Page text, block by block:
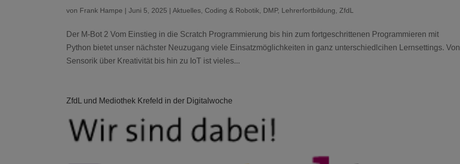
von Frank Hampe |Juni 5, 2025 |Aktuelles, Coding & Robotik, DMP, Lehrerfortbildung,ZfdL
Der M-Bot 2 Vom Einstieg in die Scratch Programmierung bis hin zum fortgeschrittenen Programmieren mit
Python bietet unser nächster Neuzugang viele Einsatzmöglichkeiten in ganz unterschiedlcihen Lernsettings. Von
Sensorik über Kreativität bis hin zu IoT ist vieles...
ZfdL und Mediothek Krefeld in der Digitalwoche